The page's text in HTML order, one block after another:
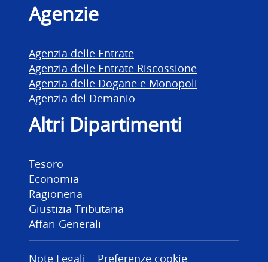
Agenzie
Agenzia delle Entrate
Agenzia delle Entrate Riscossione
Agenzia delle Dogane e Monopoli
Agenzia del Demanio
Altri Dipartimenti
Tesoro
Economia
Ragioneria
Giustizia Tributaria
Affari Generali
Note Legali Preferenze cookie